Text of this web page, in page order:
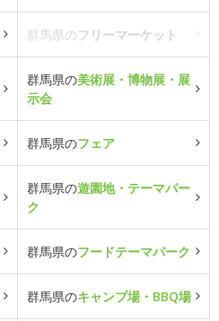
群馬県のフリーマーケット
群馬県の美術展・博物展・展
示会
群馬県のフェア
群馬県の遊園地・テーマパー
ク
群馬県のフードテーマパーク
群馬県のキャンプ場・BBQ場